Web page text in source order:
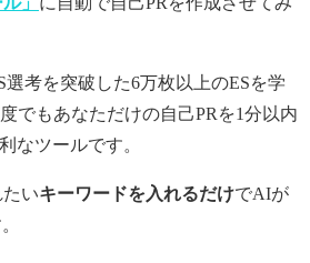
選考を突破した6万枚以上のESを学
でもあなただけの自己PR を1分以内
なツールです。
いキーワードを入れるだけでAIが